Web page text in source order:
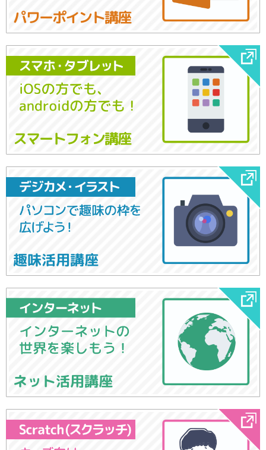
パワーポイント講座
スマートフォン講座
趣味活用講座
ネット活用講座